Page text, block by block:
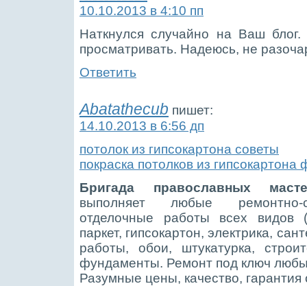
10.10.2013 в 4:10 пп
Наткнулся случайно на Ваш блог.
просматривать. Надеюсь, не
Ответить
Abatathecub пишет:
14.10.2013 в 6:56 дп
потолок из гипсокартона советы
покраска потолков из гипсокартона
Бригада православных
выполняет любые ремонтно-
отделочные работы всех видов
паркет, гипсокартон, электрика,
работы, обои, штукатурка,
фундаменты. Ремонт под ключ
Разумные цены, качество, гарантия